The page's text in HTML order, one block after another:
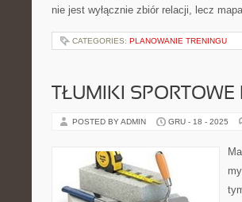
nie jest wyłącznie zbiór relacji, lecz
CATEGORIES: PLANOWANIE TRENINGU
TŁUMIKI
POSTED BY ADMIN GRU - 18 - 2025